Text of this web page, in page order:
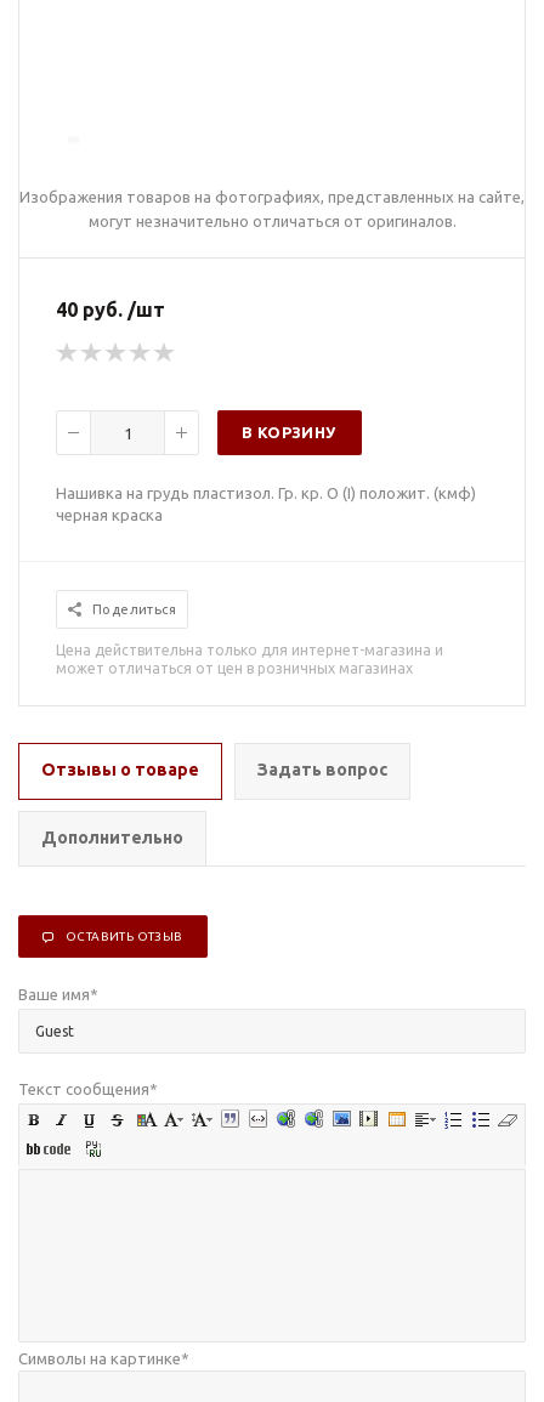
Изображения товаров на фотографиях, представленных на сайте,
могут незначительно отличаться от оригиналов.
40 руб. /шт
В КОРЗИНУ
Нашивка на грудь пластизол. Гр. кр. О (I) положит. (кмф)
черная краска
Поделиться
Цена действительна только для интернет-магазина и
может отличаться от цен в розничных магазинах
Отзывы о товаре Задать вопрос
Дополнительно
ОСТАВИТЬ ОТЗЫВ
Ваше имя*
Текст сообщения*
Символы на картинке*